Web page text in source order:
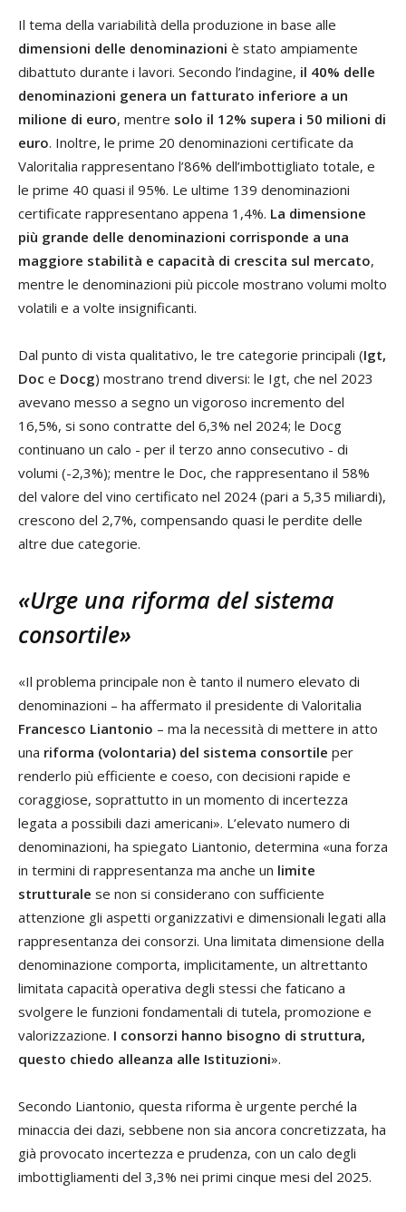
Il tema della variabilità della produzione in base alle
dimensioni delle denominazioni è stato ampiamente
dibattuto durante i lavori. Secondo l’indagine, il 40% delle
denominazioni genera un fatturato inferiore a un
milione di euro, mentre solo il 12% supera i 50 milioni di
euro. Inoltre, le prime 20 denominazioni certificate da
Valoritalia rappresentano l’86% dell’imbottigliato totale, e
le prime 40 quasi il 95%. Le ultime 139 denominazioni
certificate rappresentano appena 1,4%. La dimensione
più grande delle denominazioni corrisponde a una
maggiore stabilità e capacità di crescita sul mercato,
mentre le denominazioni più piccole mostrano volumi molto
volatili e a volte insignificanti.
Dal punto di vista qualitativo, le tre categorie principali (Igt,
Doc e Docg) mostrano trend diversi: le Igt, che nel 2023
avevano messo a segno un vigoroso incremento del
16,5%, si sono contratte del 6,3% nel 2024; le Docg
continuano un calo - per il terzo anno consecutivo - di
volumi (-2,3%); mentre le Doc, che rappresentano il 58%
del valore del vino certificato nel 2024 (pari a 5,35 miliardi),
crescono del 2,7%, compensando quasi le perdite delle
altre due categorie.
«Urge una riforma del sistema
consortile»
«Il problema principale non è tanto il numero elevato di
denominazioni – ha affermato il presidente di Valoritalia
Francesco Liantonio – ma la necessità di mettere in atto
una riforma (volontaria) del sistema consortile per
renderlo più efficiente e coeso, con decisioni rapide e
coraggiose, soprattutto in un momento di incertezza
legata a possibili dazi americani». L’elevato numero di
denominazioni, ha spiegato Liantonio, determina «una forza
in termini di rappresentanza ma anche un limite
strutturale se non si considerano con sufficiente
attenzione gli aspetti organizzativi e dimensionali legati alla
rappresentanza dei consorzi. Una limitata dimensione della
denominazione comporta, implicitamente, un altrettanto
limitata capacità operativa degli stessi che faticano a
svolgere le funzioni fondamentali di tutela, promozione e
valorizzazione. I consorzi hanno bisogno di struttura,
questo chiedo alleanza alle Istituzioni».
Secondo Liantonio, questa riforma è urgente perché la
minaccia dei dazi, sebbene non sia ancora concretizzata, ha
già provocato incertezza e prudenza, con un calo degli
imbottigliamenti del 3,3% nei primi cinque mesi del 2025.